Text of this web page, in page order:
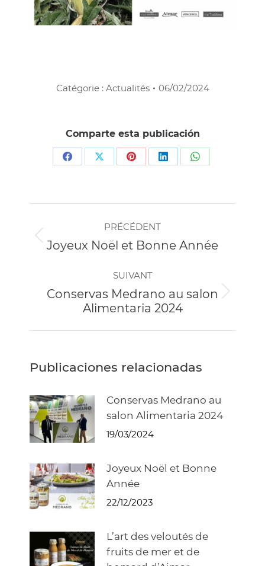
Catégorie : Actualités 06/02/2024
Comparte esta publicación
PartagerPartagerPartagerPartagerPartager
article
PRÉCÉDENT
Article
:
Joyeux Noël et Bonne Année
SUIVANT
Article
suivant
:
Conservas Medrano au salon
Alimentaria 2024
Publicaciones relacionadas
Conservas Medrano au
salon Alimentaria 2024
19/03/2024
Joyeux Noël et Bonne
Année
22/12/2023
L’art des veloutés de
fruits de mer et de